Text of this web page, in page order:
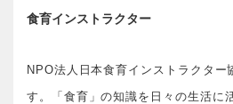
食育インストラクター
NPO法人日本食育インストラクター
す。「食育」の知識を日々の生活に